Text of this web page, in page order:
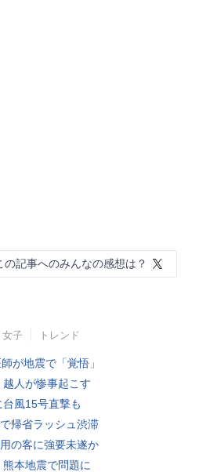
の記事へのみんなの感想は？
女子 トレンド
が地震で「覚悟」
人が惨事起こす
風15号直撃も
帰省ラッシュ渋滞
の客に強要未遂か
本地震で問題に